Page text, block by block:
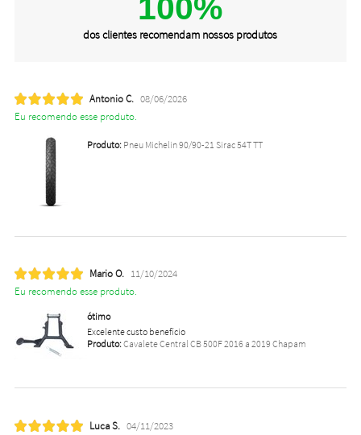
100%
dos clientes recomendam nossos produtos
Antonio C. 08/06/2026
Eu recomendo esse produto.
Produto:Pneu Michelin 90/90-21 Sirac 54T TT
Mario O. 11/10/2024
Eu recomendo esse produto.
ótimo
Excelente custo benefício
Produto:Cavalete Central CB 500F 2016 a 2019 Chapam
Luca S. 04/11/2023